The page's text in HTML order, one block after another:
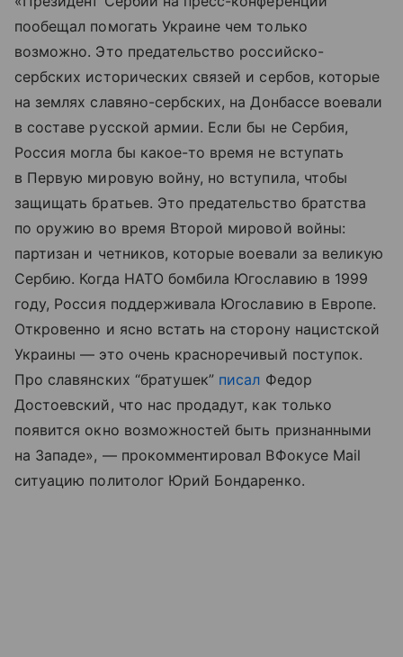
пообещал помогать Украине чем только
возможно. Это предательство российско-
сербских исторических связей и сербов, которые
на землях славяно-сербских, на Донбассе воевали
в составе русской армии. Если бы не Сербия,
Россия могла бы какое-то время не вступать
в Первую мировую войну, но вступила, чтобы
защищать братьев. Это предательство братства
по оружию во время Второй мировой войны:
партизан и четников, которые воевали за великую
Сербию. Когда НАТО бомбила Югославию в 1999
году, Россия поддерживала Югославию в Европе.
Откровенно и ясно встать на сторону нацистской
Украины — это очень красноречивый поступок.
Про славянских “братушек” писал Федор
Достоевский, что нас продадут, как только
появится окно возможностей быть признанными
на Западе», — прокомментировал ВФокусе Mail
ситуацию политолог Юрий Бондаренко.